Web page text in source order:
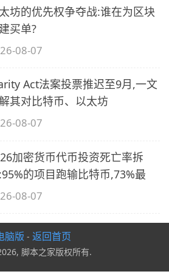
坊的优先权争夺战:谁在为区块
买单?
08-07
Act法案投票推迟至9月,一文
其对比特币、以太坊
08-07
加密货币代币投资死亡率拆
的项目跑输比特币,73%最
08-07
脑版 - 返回首页
脚本之家版权所有.